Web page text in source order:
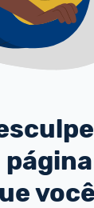
página
você